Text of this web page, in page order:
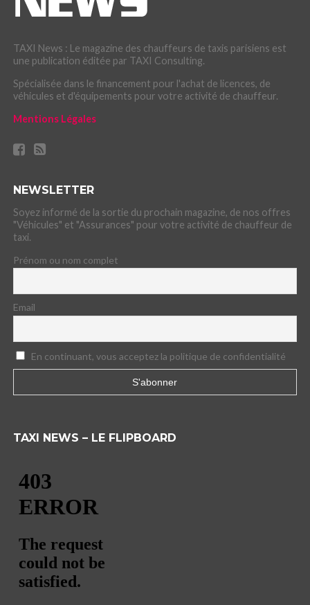
TAXI News : Le magazine des chauffeurs de taxis parisiens est
une publication éditée par TAXI Consulting.
Spécialisée dans le financement pour l'achat de licences, de
véhicules et d'équipements pour votre activité de chauffeur.
Mentions Légales
NEWSLETTER
Soyez informé de la sortie du prochain magazine, de nos offres
"Véhicules" et "Assurances" pour votre activité de chauffeur de
taxi.
Prénom ou nom complet
Email
En continuant, vous acceptez la politique de confidentialité
TAXI NEWS – LE FLIPBOARD